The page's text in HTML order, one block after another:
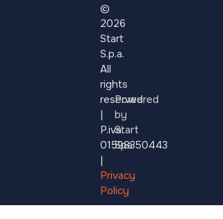
©
2026
Start
S.p.a.
All
rights
reserved.
|
P.iva:
01598350443
|
Privacy
Policy
–
Powered
by
Start
Spa